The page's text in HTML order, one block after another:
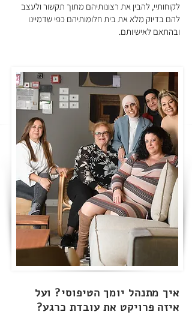
לקוחותיי, להבין את רצונותיהם מתוך תקשור ולעצב
להם בדיוק מלא את בית חלומותיהם כפי שדמיינו
ובהתאם לאישיותם.
איך מתנהל יומך הטיפוסי? ועל
איזה פרויקט את עובדת כרגע?